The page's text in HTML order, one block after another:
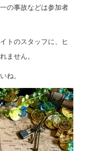
の事故などは参加者
トのスタッフに、ヒ
ません。
ね。